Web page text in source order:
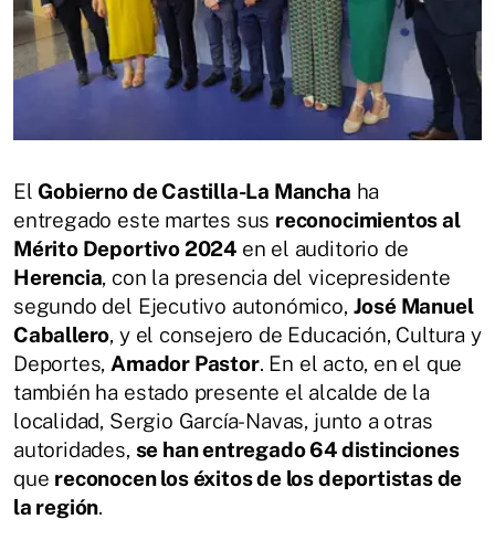
El Gobierno de Castilla-La Mancha ha
entregado este martes sus reconocimientos al
Mérito Deportivo 2024 en el auditorio de
Herencia, con la presencia del vicepresidente
segundo del Ejecutivo autonómico, José Manuel
Caballero, y el consejero de Educación, Cultura y
Deportes, Amador Pastor. En el acto, en el que
también ha estado presente el alcalde de la
localidad, Sergio García-Navas, junto a otras
autoridades, se han entregado 64 distinciones
que reconocen los éxitos de los deportistas de
la región.